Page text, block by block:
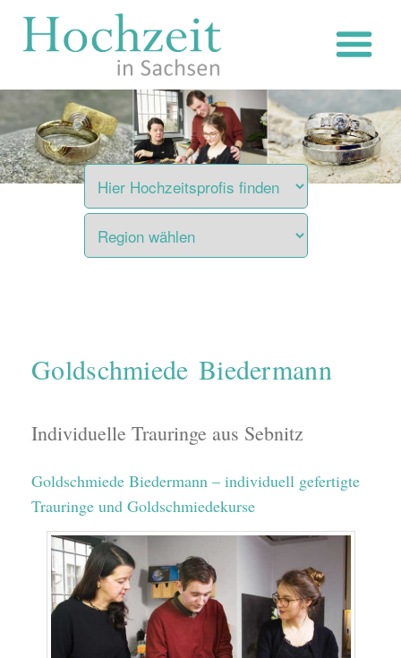
Inhalt
Goldschmiede Biedermann
Individuelle Trauringe aus Sebnitz
Goldschmiede Biedermann – individuell gefertigte
Trauringe und Goldschmiedekurse